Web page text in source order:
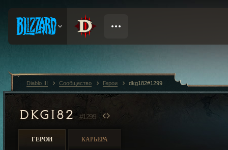
DKG182#1299
ГЕРОИ КАРЬЕРА
Diablo III Сообщество Герои dkg182#1299